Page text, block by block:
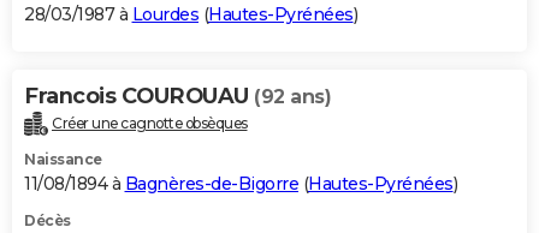
28/03/1987 à Lourdes (Hautes-Pyrénées)
Francois COUROUAU (92 ans)
Créer une cagnotte obsèques
Naissance
11/08/1894 à Bagnères-de-Bigorre (Hautes-Pyrénées)
Décès